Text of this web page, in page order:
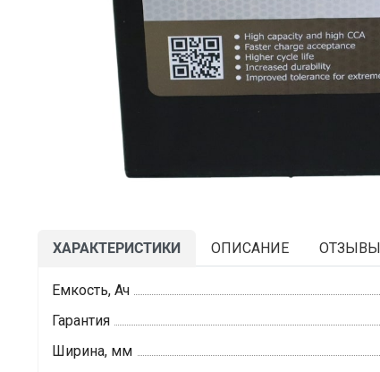
ХАРАКТЕРИСТИКИ ОПИСАНИЕ
Емкость, Ач
Гарантия
Ширина, мм